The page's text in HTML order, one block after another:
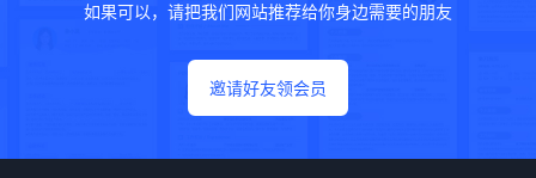
如果可以，请把我们网站推荐给你身边需要的朋友
邀请好友领会员